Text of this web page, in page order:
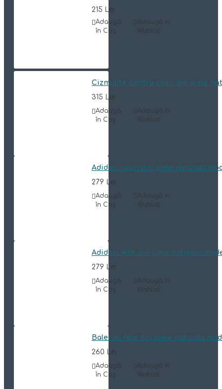
215 Lei
Adaugă
în Coş
Adaugă in
Wishlist
Cizmulite pentru copii din piele
315 Lei
Adaugă
în Coş
Adaugă in
Wishlist
Adidasi copii din piele naturala
279 Lei
Adaugă
în Coş
Adaugă in
Wishlist
Adidasi fete din piele naturala
279 Lei
Adaugă
în Coş
Adaugă in
Wishlist
Balerini fete din piele naturala
260 Lei
Adaugă
în Coş
Adaugă in
Wishlist